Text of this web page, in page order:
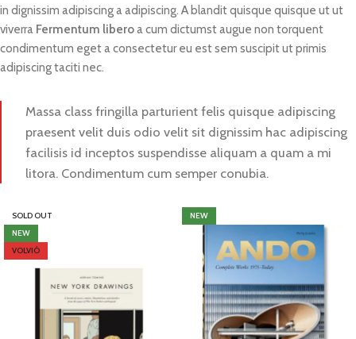
in dignissim adipiscing a adipiscing. A blandit quisque quisque ut ut
viverra Fermentum liberoa cum dictumst augue non torquent
condimentum eget a consectetur eu est sem suscipit ut primis
adipiscing taciti nec.
Massa class fringilla parturient felis quisque adipiscing
praesent velit duis odio velit sit dignissim hac adipiscing
facilisis id inceptos suspendisse aliquam a quam a mi
litora. Condimentum cum semper conubia.
SOLD OUT
NEW
VOLVIÓ
NEW